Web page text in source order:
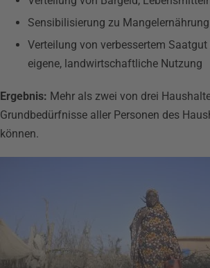
Sensibilisierung zu Mangelernährung
Verteilung von verbessertem
eigene, landwirtschaftliche Nutzung
Ergebnis: Mehr als zwei von drei
Grundbedürfnisse aller Personen des
können.